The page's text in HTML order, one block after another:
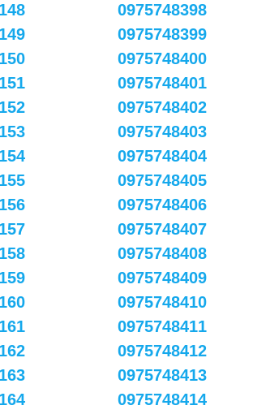
0975748398
0975748399
0975748400
0975748401
0975748402
0975748403
0975748404
0975748405
0975748406
0975748407
0975748408
0975748409
0975748410
0975748411
0975748412
0975748413
0975748414